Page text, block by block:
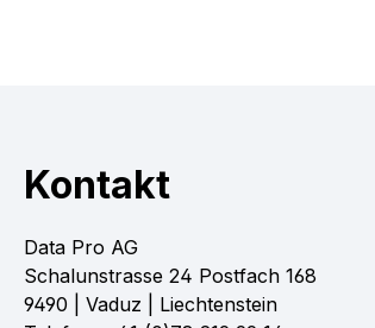
Kontakt
Data Pro AG
Schalunstrasse 24 Postfach 168
9490 | Vaduz | Liechtenstein